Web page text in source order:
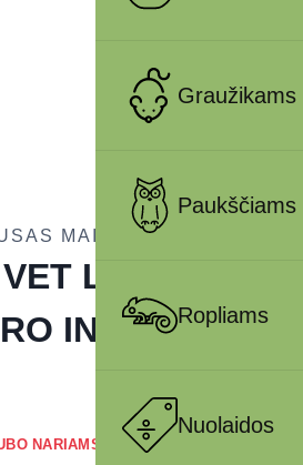
Graužikams
Paukščiams
Ropliams
Nuolaidos
MAISTAS KATĖMS
LIFE – CAT
INTESTINAL
NARIAMS 36.57